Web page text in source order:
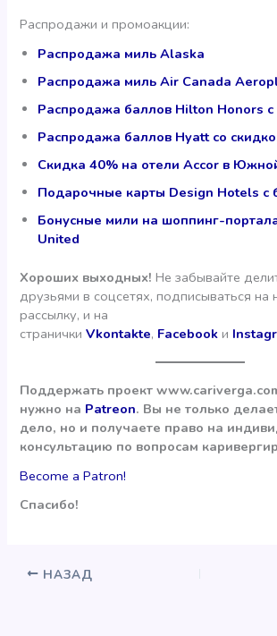
Распродажи и промоакции:
Распродажа миль Alaska
Распродажа миль Air Canada
Распродажа баллов Hilton Honors с
Распродажа баллов Hyatt со
Скидка 40% на отели Accor в
Подарочные карты Design Hotels с
Бонусные мили на шоппинг-
United
Хороших выходных!Не забывайте
друзьями в соцсетях, подписываться на
рассылку, и на
странички Vkontakte, Facebook и
Поддержать проект
нужно на Patreon. Вы не только
дело, но и получаете право на
консультацию по вопросам
Become a Patron!
Спасибо!
НАЗАД